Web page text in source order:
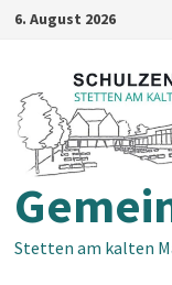
Zum6. August 2026
Stetten am kalten